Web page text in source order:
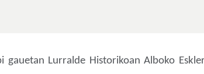
Lurralde Historikoan Alboko